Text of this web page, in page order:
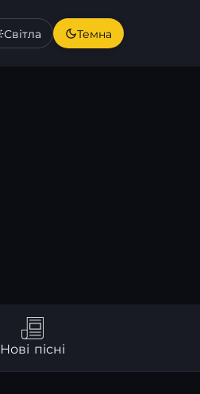
Світла Темна
Нові пісні